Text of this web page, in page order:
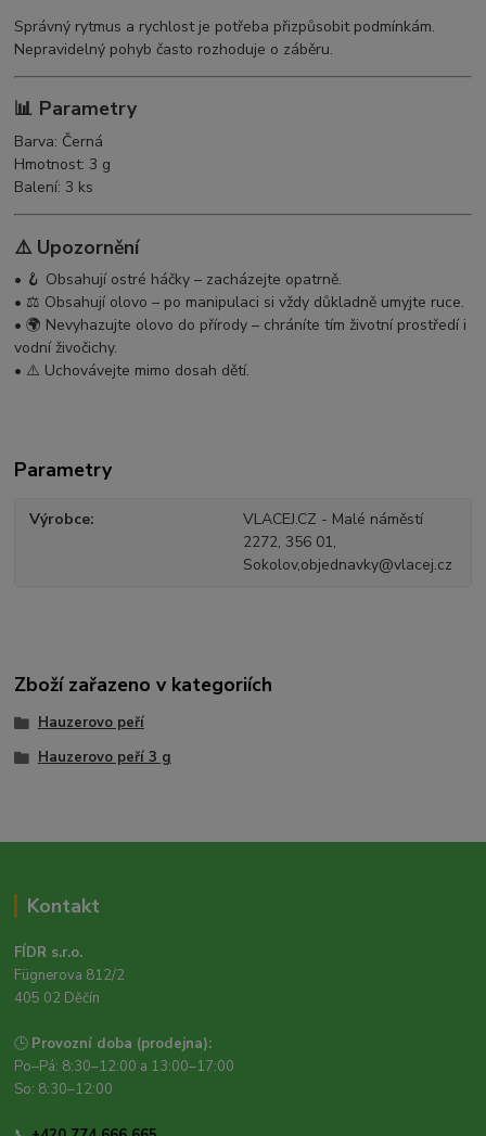
Správný rytmus a rychlost je potřeba přizpůsobit podmínkám.
Nepravidelný pohyb často rozhoduje o záběru.
📊 Parametry
Barva: Černá
Hmotnost: 3 g
Balení: 3 ks
⚠️ Upozornění
• 🪝 Obsahují ostré háčky – zacházejte opatrně.
• ⚖️ Obsahují olovo – po manipulaci si vždy důkladně umyjte ruce.
• 🌍 Nevyhazujte olovo do přírody – chráníte tím životní prostředí i
vodní živočichy.
• ⚠️ Uchovávejte mimo dosah dětí.
Parametry
Výrobce
VLACEJ.CZ - Malé náměstí
2272, 356 01,
Sokolov,objednavky@vlacej.cz
Zboží zařazeno v kategoriích
Hauzerovo peří
Hauzerovo peří 3 g
Kontakt
FÍDR s.r.o.
Fügnerova 812/2
405 02 Děčín
🕒 Provozní doba (prodejna):
Po–Pá: 8:30–12:00 a 13:00–17:00
So: 8:30–12:00